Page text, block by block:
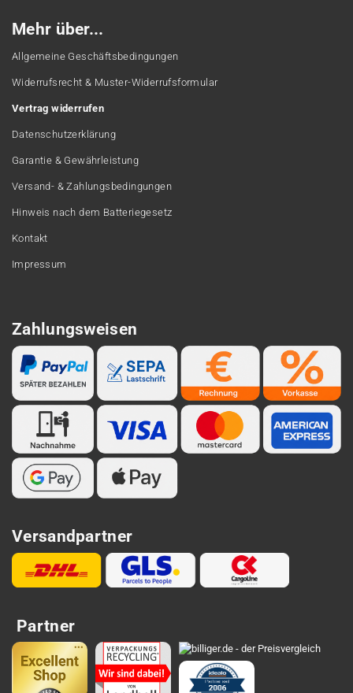
Mehr über...
Allgemeine Geschäftsbedingungen
Widerrufsrecht & Muster-Widerrufsformular
Vertrag widerrufen
Datenschutzerklärung
Garantie & Gewährleistung
Versand- & Zahlungsbedingungen
Hinweis nach dem Batteriegesetz
Kontakt
Impressum
Zahlungsweisen
Versandpartner
Partner